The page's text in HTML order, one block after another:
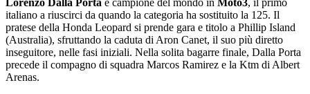
Lorenzo Dalla Porta è campione del mondo in Moto3, il primo
italiano a riuscirci da quando la categoria ha sostituito la 125. Il
pratese della Honda Leopard si prende gara e titolo a Phillip Island
(Australia), sfruttando la caduta di Aron Canet, il suo più diretto
inseguitore, nelle fasi iniziali. Nella solita bagarre finale, Dalla Porta
precede il compagno di squadra Marcos Ramirez e la Ktm di Albert
Arenas.